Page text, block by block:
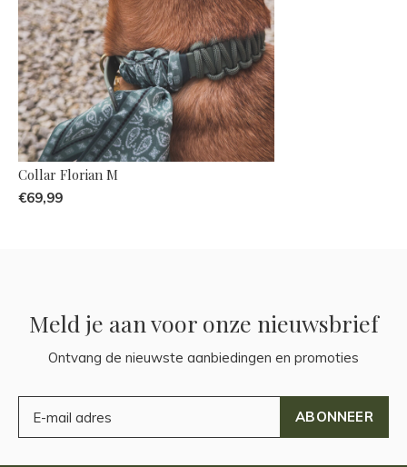
Collar Florian M
€69,99
Meld je aan voor onze nieuwsbrief
Ontvang de nieuwste aanbiedingen en promoties
ABONNEER